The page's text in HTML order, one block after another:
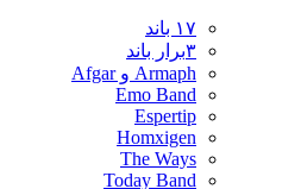
۱۷ باند
۳برار باند
Armaph و Afgar
Emo Band
Espertip
Homxigen
The Ways
Today Band